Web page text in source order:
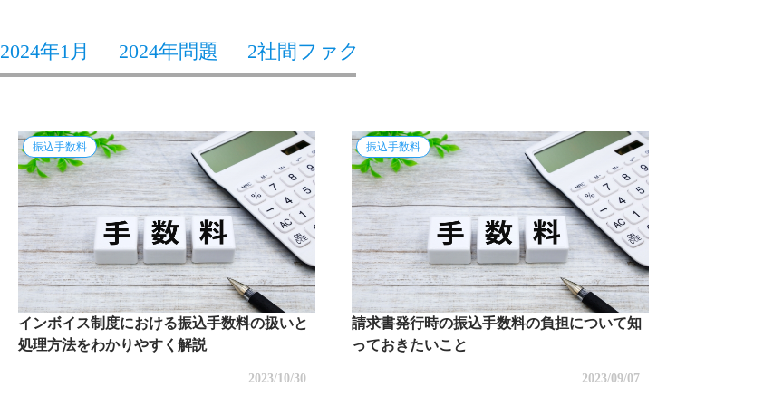
2024年1月 2024年問題 2社間ファクタリング
振込手数料
インボイス制度における振込手数料の扱いと
処理方法をわかりやすく解説
2023/10/30
振込手数料
請求書発行時の振込手数料の負担について知
っておきたいこと
2023/09/07